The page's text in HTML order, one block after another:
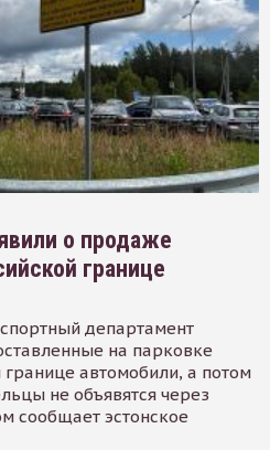
о продаже
границе
департамент
на парковке
автомобили, а потом
не объявятся через
сообщает эстонское